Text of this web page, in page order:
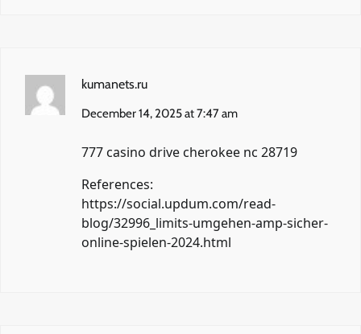
kumanets.ru
December 14, 2025 at 7:47 am
777 casino drive cherokee nc 28719
References:
https://social.updum.com/read-
blog/32996_limits-umgehen-amp-sicher-
online-spielen-2024.html